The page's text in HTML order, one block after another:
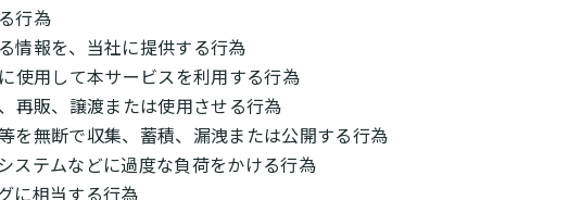
行為
情報を、当社に提供する行為
使用して本サービスを利用する行為
再販、譲渡または使用させる行為
を無断で収集、蓄積、漏洩または公開する行為
ステムなどに過度な負荷をかける行為
に相当する行為